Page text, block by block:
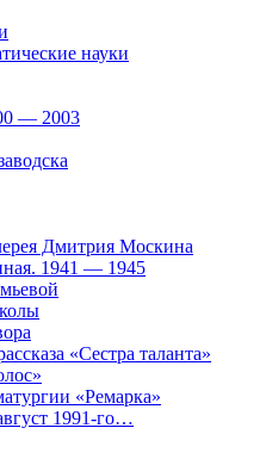
науки
— 2003
Дмитрия Москина
1941 — 1945
«Сестра таланта»
«Ремарка»
1991-го…